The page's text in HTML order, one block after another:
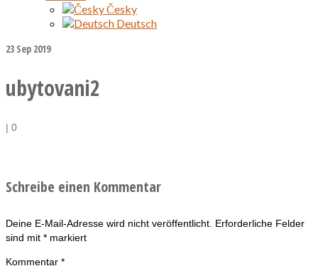
Česky
Deutsch
23 Sep 2019
ubytovani2
| 0
Schreibe einen Kommentar
Deine E-Mail-Adresse wird nicht veröffentlicht. Erforderliche Felder
sind mit * markiert
Kommentar *